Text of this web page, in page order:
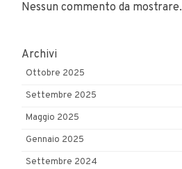
Nessun commento da mostrare.
Archivi
Ottobre 2025
Settembre 2025
Maggio 2025
Gennaio 2025
Settembre 2024